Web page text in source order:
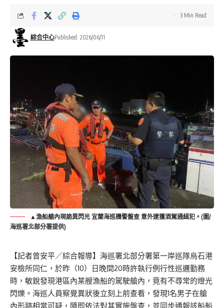
綜合中心Published: 2026/06/11
3 Min Read
▲漁船艙內現詭異閃光 宜蘭海巡機警盤查 意外逮獲酒駕通緝犯。(圖/
海巡署北部分署提供)
【記者曾安平／綜合報導】海巡署北部分署第一岸巡隊烏石港
安檢所同仁，於昨（10）日晚間20時許執行例行性巡邏勤務
時，敏銳發現港區內某艘漁船的駕駛艙內，竟有不尋常的燈光
閃爍。海巡人員察覺異狀後立刻上前查看，發現1名男子在艙
內形跡相當可疑，隨即依法對其實施盤查，並同步通報該船船